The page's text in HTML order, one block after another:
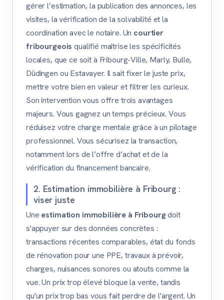
gérer l’estimation, la publication des annonces, les
visites, la vérification de la solvabilité et la
coordination avec le notaire. Un courtier
fribourgeois qualifié maîtrise les spécificités
locales, que ce soit à Fribourg-Ville, Marly, Bulle,
Düdingen ou Estavayer. Il sait fixer le juste prix,
mettre votre bien en valeur et filtrer les curieux.
Son intervention vous offre trois avantages
majeurs. Vous gagnez un temps précieux. Vous
réduisez votre charge mentale grâce à un pilotage
professionnel. Vous sécurisez la transaction,
notamment lors de l’offre d’achat et de la
vérification du financement bancaire.
2. Estimation immobilière à Fribourg :
viser juste
Une estimation immobilière à Fribourgdoit
s'appuyer sur des données concrètes :
transactions récentes comparables, état du fonds
de rénovation pour une PPE, travaux à prévoir,
charges, nuisances sonores ou atouts comme la
vue. Un prix trop élevé bloque la vente, tandis
qu'un prix trop bas vous fait perdre de l'argent. Un